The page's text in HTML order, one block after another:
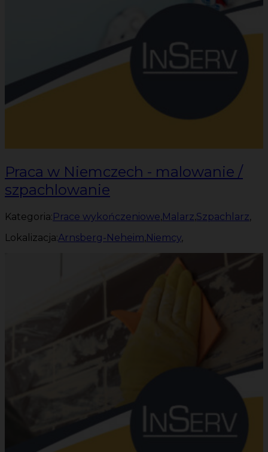
Praca w Niemczech - malowanie /
szpachlowanie
Kategoria:Prace wykończeniowe,Malarz,Szpachlarz,
Lokalizacja:Arnsberg-Neheim,Niemcy,